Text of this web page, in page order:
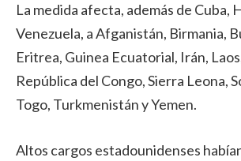
La medida afecta, además de Cuba,
Venezuela, a Afganistán, Birmania,
Eritrea, Guinea Ecuatorial, Irán,
República del Congo, Sierra Leona,
Togo, Turkmenistán y Yemen.
Altos cargos estadounidenses